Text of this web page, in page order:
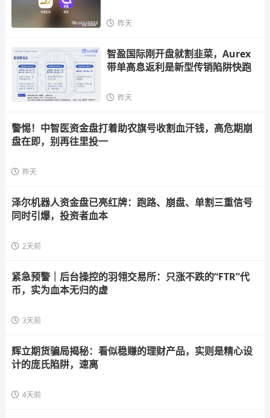
昨天
智盈国际刚开盘就割韭菜，Aurex
带单高息返利是新型传销陷阱快跑
昨天
警惕！中智医资金盘打着助农旗号收割血汗钱，高危期崩
盘在即，别再往里投一
昨天
泽尔机器人资金盘已亮红牌：跑路、崩盘、单割三重信号
同时引爆，投资者血本
2天前
紧急预警｜后台操控的羽翎交易所：只涨不跌的“FTR”代
币，实为血本无归的虚
3天前
辉立期货骗局揭秘：看似稳赚的理财产品，实则是精心设
计的庞氏陷阱，速离
4天前